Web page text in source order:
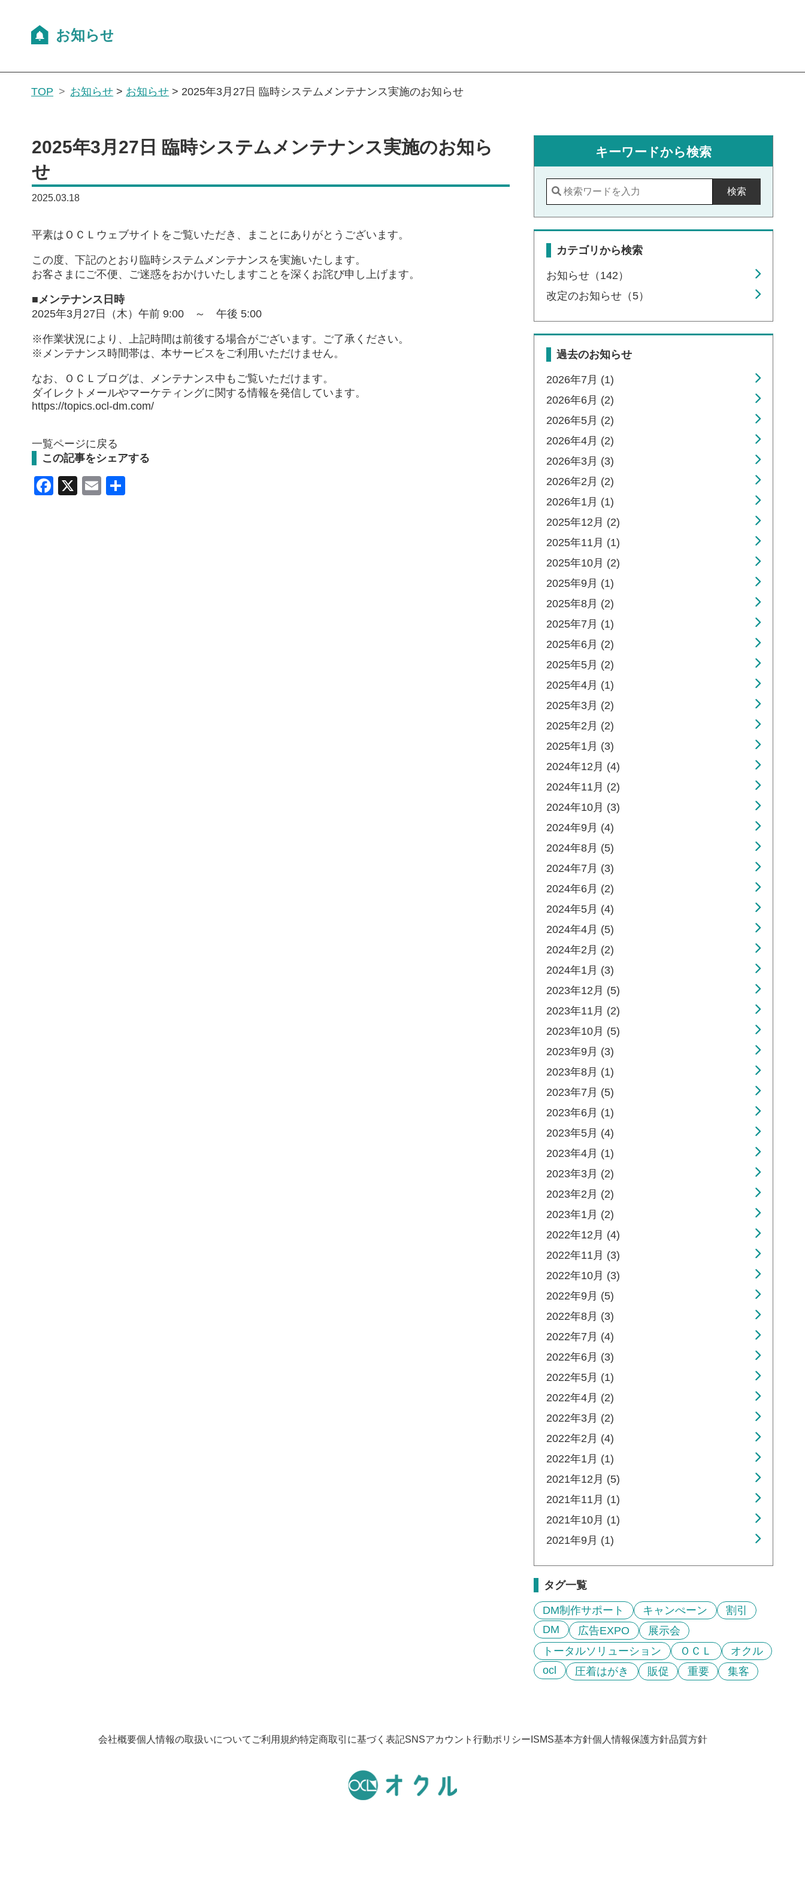
TOP お知らせ > お知らせ > 2025年3月27日 臨時システムメンテナンス実施のお知らせ
2025年3月27日 臨時システムメンテナンス実施のお知ら
せ
2025.03.18
平素はＯＣＬウェブサイトをご覧いただき、まことにありがとうございます。
この度、下記のとおり臨時システムメンテナンスを実施いたします。
お客さまにご不便、ご迷惑をおかけいたしますことを深くお詫び申し上げます。
■メンテナンス日時
2025年3月27日（木）午前 9:00 ～ 午後 5:00
※作業状況により、上記時間は前後する場合がございます。ご了承ください。
※メンテナンス時間帯は、本サービスをご利用いただけません。
なお、 ＯＣＬブログは、メンテナンス中もご覧いただけます。
ダイレクトメールやマーケティングに関する情報を発信しています。
https://topics.ocl-dm.com/
一覧ページに戻る
この記事をシェアする
Facebook
X Email
キーワードから検索
検索
カテゴリから検索
お知らせ（142）
改定のお知らせ（5）
過去のお知らせ
2026年7月 (1)
2026年6月 (2)
2026年5月 (2)
2026年4月 (2)
2026年3月 (3)
2026年2月 (2)
2026年1月 (1)
2025年12月 (2)
2025年11月 (1)
2025年10月 (2)
2025年9月 (1)
2025年8月 (2)
2025年7月 (1)
2025年6月 (2)
2025年5月 (2)
2025年4月 (1)
2025年3月 (2)
2025年2月 (2)
2025年1月 (3)
2024年12月 (4)
2024年11月 (2)
2024年10月 (3)
2024年9月 (4)
2024年8月 (5)
2024年7月 (3)
2024年6月 (2)
2024年5月 (4)
2024年4月 (5)
2024年2月 (2)
2024年1月 (3)
2023年12月 (5)
2023年11月 (2)
2023年10月 (5)
2023年9月 (3)
2023年8月 (1)
2023年7月 (5)
2023年6月 (1)
2023年5月 (4)
2023年4月 (1)
2023年3月 (2)
2023年2月 (2)
2023年1月 (2)
2022年12月 (4)
2022年11月 (3)
2022年10月 (3)
2022年9月 (5)
2022年8月 (3)
2022年7月 (4)
2022年6月 (3)
2022年5月 (1)
2022年4月 (2)
2022年3月 (2)
2022年2月 (4)
2022年1月 (1)
2021年12月 (5)
2021年11月 (1)
2021年10月 (1)
2021年9月 (1)
タグ一覧
DM制作サポート キャンぺーン
割引
DM
広告EXPO
展示会
トータルソリューション
ＯＣＬ
オクル
ocl
圧着はがき 販促 重要 集客
会社概要個人情報の取扱いについて ご利用規約特定商取引に基づく表記SNSアカウント行動ポリシー ISMS基本方針個人情報保護方針品質方針